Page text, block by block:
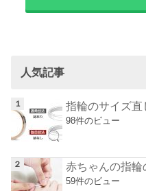
人気記事
指輪のサイズ直
98件のビュー
赤ちゃんの指
59件のビュー